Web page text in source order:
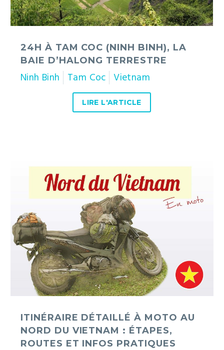
terrestre
24H À TAM COC (NINH BINH), LA
BAIE D’HALONG TERRESTRE
Ninh Binh Tam Coc Vietnam
LIRE L'ARTICLE
Itinéraire
au
Nord
du
Vietnam
étapes,
routes
infos
pratiques
ITINÉRAIRE DÉTAILLÉ À MOTO AU
NORD DU VIETNAM : ÉTAPES,
ROUTES ET INFOS PRATIQUES